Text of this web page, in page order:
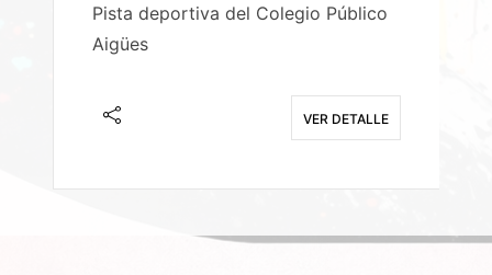
Pista deportiva del Colegio Público
Aigües
VER DETALLE